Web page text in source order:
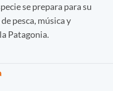
se prepara para su
pesca, música y
Patagonia.